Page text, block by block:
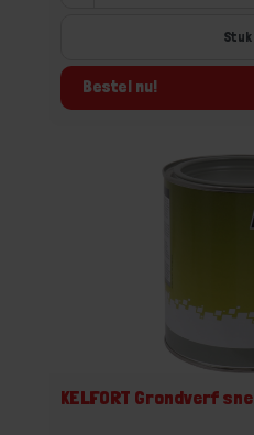
Bestel nu!
KELFORT Grondverf